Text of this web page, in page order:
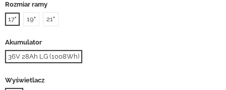
Rozmiar ramy
17"
19" 21"
Akumulator
36V 28Ah LG (1008Wh)
Wyświetlacz